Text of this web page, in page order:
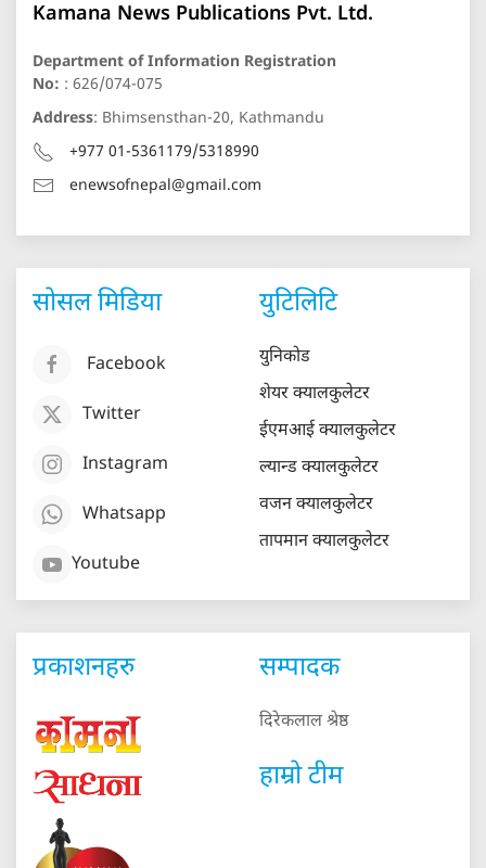
Kamana News Publications Pvt. Ltd.
Department of Information Registration
No: : 626/074-075
Address: Bhimsensthan-20, Kathmandu
+977 01-5361179/5318990
enewsofnepal@gmail.com
सोसल मिडिया
Facebook
Twitter
Instagram
Whatsapp
Youtube
युटिलिटि
युनिकोड
शेयर क्यालकुलेटर
ईएमआई क्यालकुलेटर
ल्यान्ड क्यालकुलेटर
वजन क्यालकुलेटर
तापमान क्यालकुलेटर
प्रकाशनहरु सम्पादक
दिरेकलाल श्रेष्ठ
हाम्रो टीम